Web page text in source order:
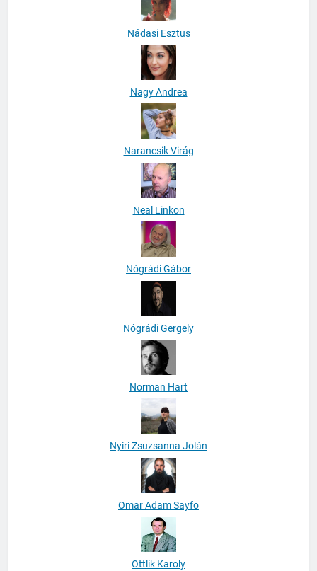
Nádasi Esztus
Nagy Andrea
Narancsik Virág
Neal Linkon
Nógrádi Gábor
Nógrádi Gergely
Norman Hart
Nyiri Zsuzsanna Jolán
Omar Adam Sayfo
Ottlik Karoly